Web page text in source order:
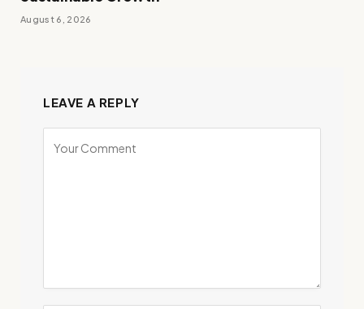
August 6, 2026
LEAVE A REPLY